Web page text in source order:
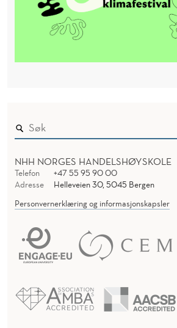
NHH NORGES HANDELSHØYSKOLE
Telefon
+47 55 95 90 00
Adresse
Helleveien 30, 5045 Bergen
Personvernerklæring og informasjonskapsler